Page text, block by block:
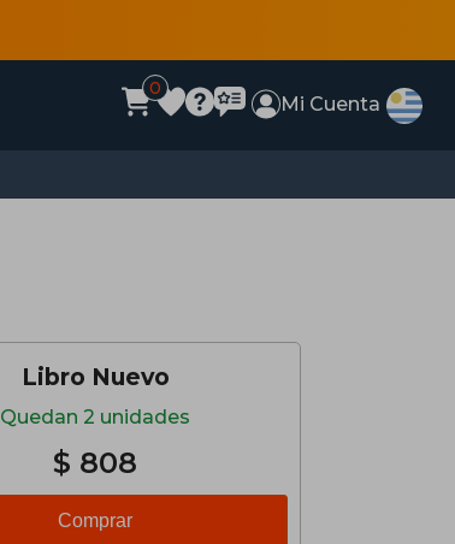
0
Mi Cuenta
Libro Nuevo
Quedan 2 unidades
$ 808
Comprar